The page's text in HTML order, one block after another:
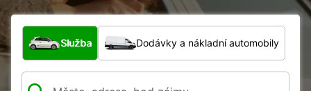
Jaký typ vozidla?
Služba Dodávky a nákladní automobily